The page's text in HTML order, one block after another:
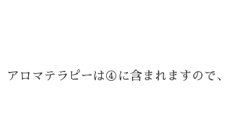
ロマテラピーは④に含まれますので、